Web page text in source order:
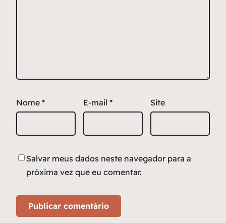
Nome * E-mail * Site
Salvar meus dados neste navegador para a
próxima vez que eu comentar.